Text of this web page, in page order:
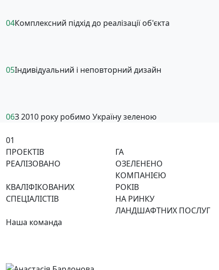
04Комплексний підхід до реалізації об'єкта
05Індивідуальний і неповторний дизайн
06З 2010 року робимо Україну зеленою
01
ПРОЕКТІВ
РЕАЛІЗОВАНО
ГА
ОЗЕЛЕНЕНО
КОМПАНІЄЮ
КВАЛІФІКОВАНИХ
СПЕЦІАЛІСТІВ
РОКІВ
НА РИНКУ
ЛАНДШАФТНИХ ПОСЛУГ
Наша команда